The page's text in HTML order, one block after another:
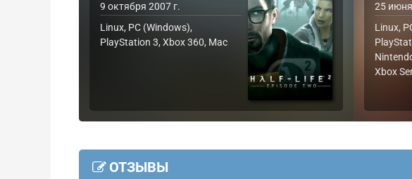
9 октября 2007 г.
Linux, PC (Windows),
PlayStation 3, Xbox 360, Mac
25
Linux,
Xbox
ОТЗЫВЫ